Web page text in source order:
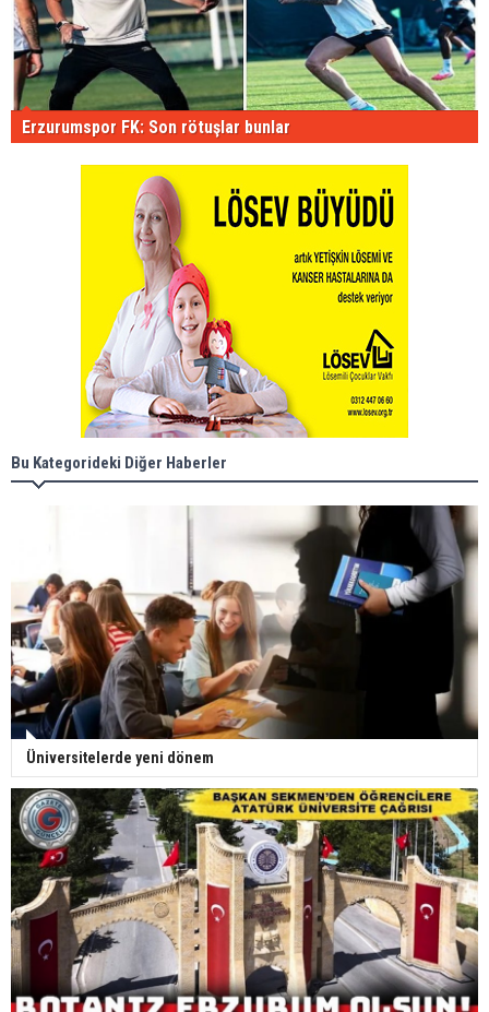
Erzurumspor FK: Son rötuşlar bunlar
Bu Kategorideki Diğer Haberler
Üniversitelerde yeni dönem